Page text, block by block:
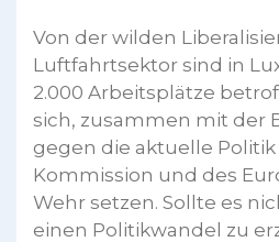
Von der wilden
Luftfahrtsektor sind in
2.000 Arbeitsplätze
sich, zusammen mit der
gegen die aktuelle
Kommission und des
Wehr setzen. Sollte es
einen Politikwandel zu